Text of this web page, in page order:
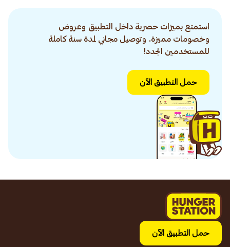
استمتع بميزات حصرية داخل التطبيق وعروض
وخصومات مميزة. وتوصيل مجاني لمدة سنة كاملة
للمستخدمين الجدد!
حمل التطبيق الآن
حمل التطبيق الآن